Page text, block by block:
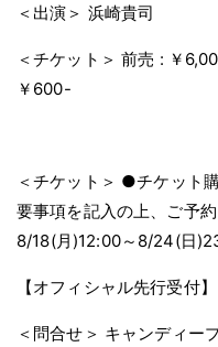
＜出演＞ 浜崎貴司
＜チケット＞ 前売 : ￥
￥600-
＜チケット＞ ●チケット
要事項を記入の上、ご予
8/18(月)12:00～8/24(日
【オフィシャル先行受付】
＜問合せ＞ キャンディー